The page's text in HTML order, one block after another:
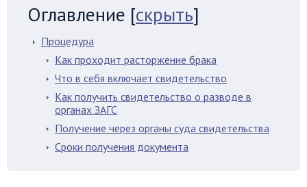
Оглавление [скрыть]
Процедура
Как проходит расторжение брака
Что в себя включает свидетельство
Как получить свидетельство о разводе в
органах ЗАГС
Получение через органы суда свидетельства
Сроки получения документа